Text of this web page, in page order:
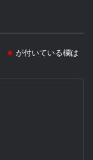
※ が付いている欄は